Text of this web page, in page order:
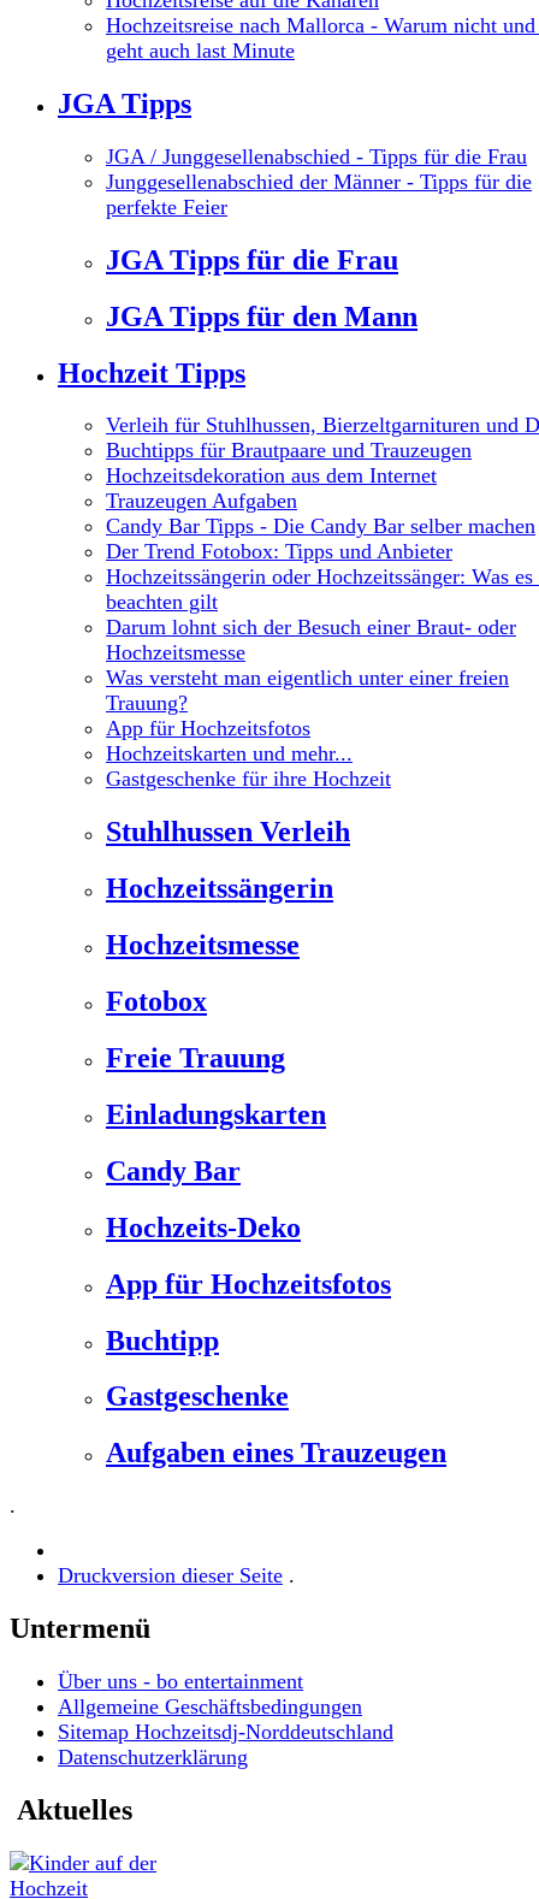
Hochzeitsreise nach Mallorca - Warum nicht und
geht auch last Minute
JGA Tipps
JGA / Junggesellenabschied - Tipps für die Frau
Junggesellenabschied der Männer - Tipps für die
perfekte Feier
JGA Tipps für die Frau
JGA Tipps für den Mann
Hochzeit Tipps
Verleih für Stuhlhussen, Bierzeltgarnituren und
Buchtipps für Brautpaare und Trauzeugen
Hochzeitsdekoration aus dem Internet
Trauzeugen Aufgaben
Candy Bar Tipps - Die Candy Bar selber machen
Der Trend Fotobox: Tipps und Anbieter
Hochzeitssängerin oder Hochzeitssänger: Was es
beachten gilt
Darum lohnt sich der Besuch einer Braut- oder
Hochzeitsmesse
Was versteht man eigentlich unter einer freien
Trauung?
App für Hochzeitsfotos
Hochzeitskarten und mehr...
Gastgeschenke für ihre Hochzeit
Stuhlhussen Verleih
Hochzeitssängerin
Hochzeitsmesse
Fotobox
Freie Trauung
Einladungskarten
Candy Bar
Hochzeits-Deko
App für Hochzeitsfotos
Buchtipp
Gastgeschenke
Aufgaben eines Trauzeugen
.
Druckversion dieser Seite .
Untermenü
Über uns - bo entertainment
Allgemeine Geschäftsbedingungen
Sitemap Hochzeitsdj-Norddeutschland
Datenschutzerklärung
Aktuelles